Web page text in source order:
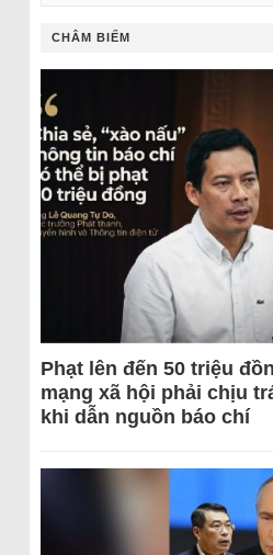
CHÂM BIẾM
Phạt lên đến 50 triệu
mạng xã hội phải chịu
khi dẫn nguồn báo chí